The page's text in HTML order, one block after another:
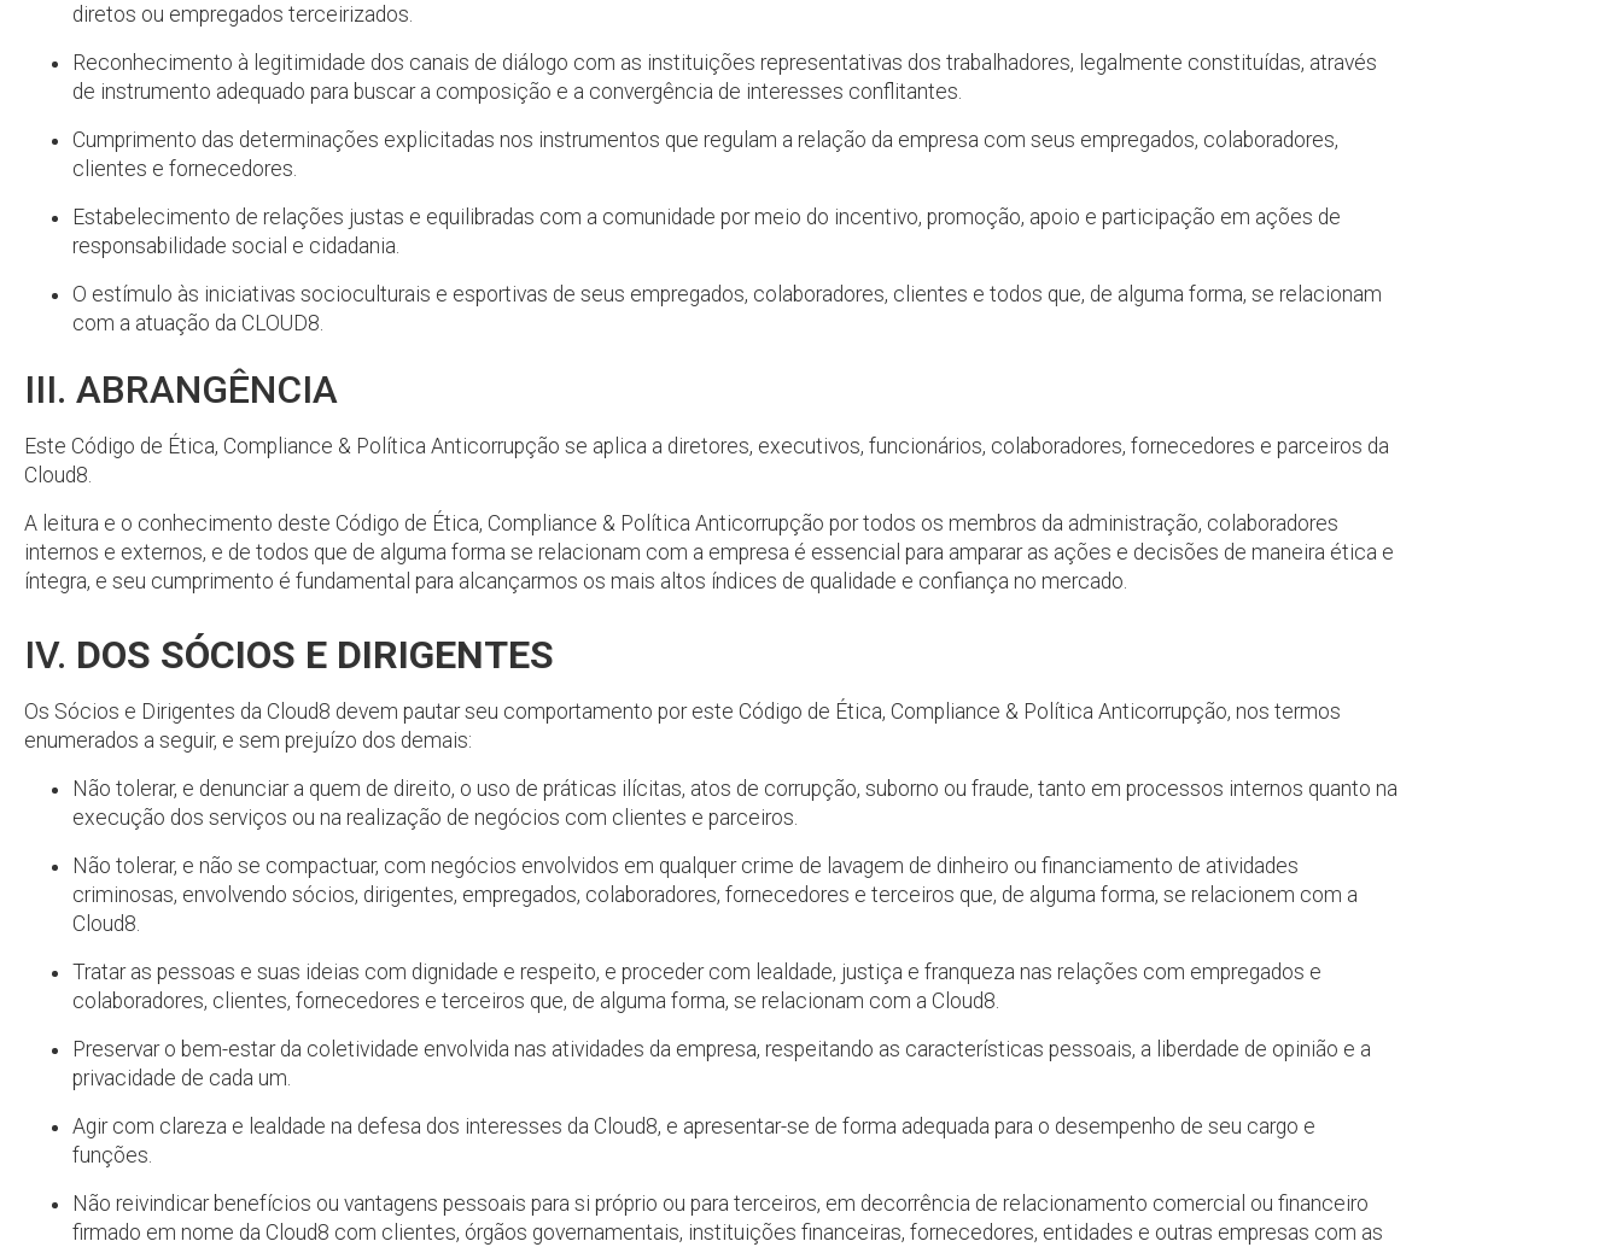
diretos ou empregados terceirizados.
Reconhecimento à legitimidade dos canais de diálogo com as instituições representativas dos trabalhadores, legalmente constituídas, através
de instrumento adequado para buscar a composição e a convergência de interesses conflitantes.
Cumprimento das determinações explicitadas nos instrumentos que regulam a relação da empresa com seus empregados, colaboradores,
clientes e fornecedores.
Estabelecimento de relações justas e equilibradas com a comunidade por meio do incentivo, promoção, apoio e participação em ações de
responsabilidade social e cidadania.
O estímulo às iniciativas socioculturais e esportivas de seus empregados, colaboradores, clientes e todos que, de alguma forma, se relacionam
com a atuação da CLOUD8.
III. ABRANGÊNCIA
Este Código de Ética, Compliance & Política Anticorrupção se aplica a diretores, executivos, funcionários, colaboradores, fornecedores e parceiros da
Cloud8.
A leitura e o conhecimento deste Código de Ética, Compliance & Política Anticorrupção por todos os membros da administração, colaboradores
internos e externos, e de todos que de alguma forma se relacionam com a empresa é essencial para amparar as ações e decisões de maneira ética e
íntegra, e seu cumprimento é fundamental para alcançarmos os mais altos índices de qualidade e confiança no mercado.
IV. DOS SÓCIOS E DIRIGENTES
Os Sócios e Dirigentes da Cloud8 devem pautar seu comportamento por este Código de Ética, Compliance & Política Anticorrupção, nos termos
enumerados a seguir, e sem prejuízo dos demais:
Não tolerar, e denunciar a quem de direito, o uso de práticas ilícitas, atos de corrupção, suborno ou fraude, tanto em processos internos quanto na
execução dos serviços ou na realização de negócios com clientes e parceiros.
Não tolerar, e não se compactuar, com negócios envolvidos em qualquer crime de lavagem de dinheiro ou financiamento de atividades
criminosas, envolvendo sócios, dirigentes, empregados, colaboradores, fornecedores e terceiros que, de alguma forma, se relacionem com a
Cloud8.
Tratar as pessoas e suas ideias com dignidade e respeito, e proceder com lealdade, justiça e franqueza nas relações com empregados e
colaboradores, clientes, fornecedores e terceiros que, de alguma forma, se relacionam com a Cloud8.
Preservar o bem-estar da coletividade envolvida nas atividades da empresa, respeitando as características pessoais, a liberdade de opinião e a
privacidade de cada um.
Agir com clareza e lealdade na defesa dos interesses da Cloud8, e apresentar-se de forma adequada para o desempenho de seu cargo e
funções.
Não reivindicar benefícios ou vantagens pessoais para si próprio ou para terceiros, em decorrência de relacionamento comercial ou financeiro
firmado em nome da Cloud8 com clientes, órgãos governamentais, instituições financeiras, fornecedores, entidades e outras empresas com as